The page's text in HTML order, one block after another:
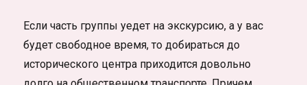
Если часть группы уедет на экскурсию, а у вас
будет свободное время, то добираться до
исторического центра приходится довольно